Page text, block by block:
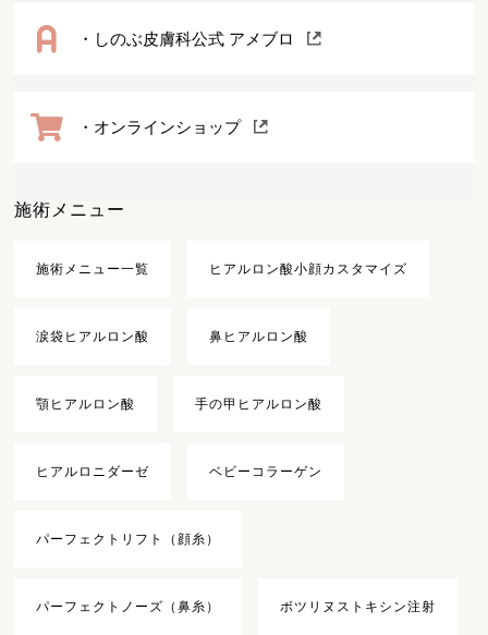
・しのぶ皮膚科公式 アメブロ
・オンラインショップ
施術メニュー
施術メニュー一覧 ヒアルロン酸小顔カスタマイズ
涙袋ヒアルロン酸 鼻ヒアルロン酸
顎ヒアルロン酸 手の甲ヒアルロン酸
ヒアルロニダーゼ ベビーコラーゲン
パーフェクトリフト（顔糸）
パーフェクトノーズ（鼻糸） ボツリヌストキシン注射